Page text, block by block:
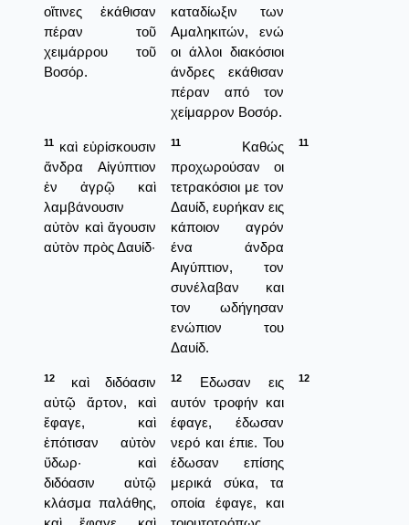
οἵτινες ἐκάθισαν
πέραν τοῦ
χειμάρρου τοῦ
Βοσόρ.
καταδίωξιν των
Αμαληκιτών, ενώ
οι άλλοι διακόσιοι
άνδρες εκάθισαν
πέραν από τον
χείμαρρον Βοσόρ.
11 καὶ εὑρίσκουσιν
ἄνδρα Αἰγύπτιον
ἐν ἀγρῷ καὶ
λαμβάνουσιν
αὐτὸν καὶ ἄγουσιν
αὐτὸν πρὸς Δαυίδ·
11
Καθώς
προχωρούσαν οι
τετρακόσιοι με τον
Δαυίδ, ευρήκαν εις
κάποιον αγρόν
ένα άνδρα
Αιγύπτιον, τον
συνέλαβαν και
τον ωδήγησαν
ενώπιον του
Δαυίδ.
11
12
καὶ διδόασιν
αὐτῷ ἄρτον, καὶ
ἔφαγε, καὶ
ἐπότισαν αὐτὸν
ὕδωρ· καὶ
διδόασιν αὐτῷ
κλάσμα παλάθης,
12
Εδωσαν εις
αυτόν τροφήν και
έφαγε, έδωσαν
νερό και έπιε. Του
έδωσαν επίσης
μερικά σύκα, τα
οποία έφαγε, και
12